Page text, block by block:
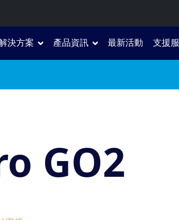
決方案 產品資訊 最新活動 支援
GO2